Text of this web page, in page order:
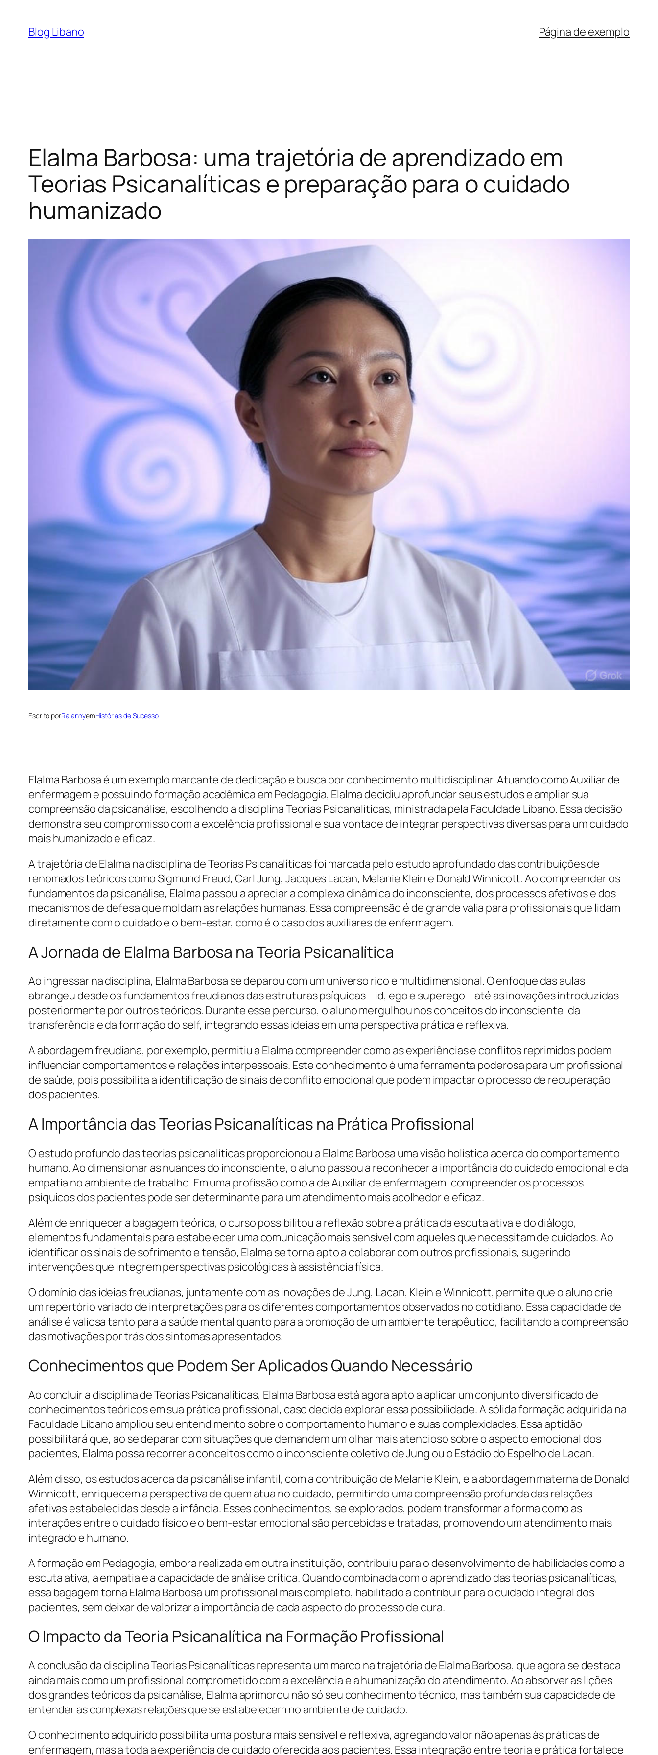
Blog Libano Página de exemplo
Elalma Barbosa: uma trajetória de aprendizado em
Teorias Psicanalíticas e preparação para o cuidado
humanizado
Escrito porRaiannyemHistórias de Sucesso
Elalma Barbosa é um exemplo marcante de dedicação e busca por conhecimento multidisciplinar. Atuando como Auxiliar de
enfermagem e possuindo formação acadêmica em Pedagogia, Elalma decidiu aprofundar seus estudos e ampliar sua
compreensão da psicanálise, escolhendo a disciplina Teorias Psicanalíticas, ministrada pela Faculdade Líbano. Essa decisão
demonstra seu compromisso com a excelência profissional e sua vontade de integrar perspectivas diversas para um cuidado
mais humanizado e eficaz.
A trajetória de Elalma na disciplina de Teorias Psicanalíticas foi marcada pelo estudo aprofundado das contribuições de
renomados teóricos como Sigmund Freud, Carl Jung, Jacques Lacan, Melanie Klein e Donald Winnicott. Ao compreender os
fundamentos da psicanálise, Elalma passou a apreciar a complexa dinâmica do inconsciente, dos processos afetivos e dos
mecanismos de defesa que moldam as relações humanas. Essa compreensão é de grande valia para profissionais que lidam
diretamente com o cuidado e o bem-estar, como é o caso dos auxiliares de enfermagem.
A Jornada de Elalma Barbosa na Teoria Psicanalítica
Ao ingressar na disciplina, Elalma Barbosa se deparou com um universo rico e multidimensional. O enfoque das aulas
abrangeu desde os fundamentos freudianos das estruturas psíquicas – id, ego e superego – até as inovações introduzidas
posteriormente por outros teóricos. Durante esse percurso, o aluno mergulhou nos conceitos do inconsciente, da
transferência e da formação do self, integrando essas ideias em uma perspectiva prática e reflexiva.
A abordagem freudiana, por exemplo, permitiu a Elalma compreender como as experiências e conflitos reprimidos podem
influenciar comportamentos e relações interpessoais. Este conhecimento é uma ferramenta poderosa para um profissional
de saúde, pois possibilita a identificação de sinais de conflito emocional que podem impactar o processo de recuperação
dos pacientes.
A Importância das Teorias Psicanalíticas na Prática Profissional
O estudo profundo das teorias psicanalíticas proporcionou a Elalma Barbosa uma visão holística acerca do comportamento
humano. Ao dimensionar as nuances do inconsciente, o aluno passou a reconhecer a importância do cuidado emocional e da
empatia no ambiente de trabalho. Em uma profissão como a de Auxiliar de enfermagem, compreender os processos
psíquicos dos pacientes pode ser determinante para um atendimento mais acolhedor e eficaz.
Além de enriquecer a bagagem teórica, o curso possibilitou a reflexão sobre a prática da escuta ativa e do diálogo,
elementos fundamentais para estabelecer uma comunicação mais sensível com aqueles que necessitam de cuidados. Ao
identificar os sinais de sofrimento e tensão, Elalma se torna apto a colaborar com outros profissionais, sugerindo
intervenções que integrem perspectivas psicológicas à assistência física.
O domínio das ideias freudianas, juntamente com as inovações de Jung, Lacan, Klein e Winnicott, permite que o aluno crie
um repertório variado de interpretações para os diferentes comportamentos observados no cotidiano. Essa capacidade de
análise é valiosa tanto para a saúde mental quanto para a promoção de um ambiente terapêutico, facilitando a compreensão
das motivações por trás dos sintomas apresentados.
Conhecimentos que Podem Ser Aplicados Quando Necessário
Ao concluir a disciplina de Teorias Psicanalíticas, Elalma Barbosa está agora apto a aplicar um conjunto diversificado de
conhecimentos teóricos em sua prática profissional, caso decida explorar essa possibilidade. A sólida formação adquirida na
Faculdade Líbano ampliou seu entendimento sobre o comportamento humano e suas complexidades. Essa aptidão
possibilitará que, ao se deparar com situações que demandem um olhar mais atencioso sobre o aspecto emocional dos
pacientes, Elalma possa recorrer a conceitos como o inconsciente coletivo de Jung ou o Estádio do Espelho de Lacan.
Além disso, os estudos acerca da psicanálise infantil, com a contribuição de Melanie Klein, e a abordagem materna de Donald
Winnicott, enriquecem a perspectiva de quem atua no cuidado, permitindo uma compreensão profunda das relações
afetivas estabelecidas desde a infância. Esses conhecimentos, se explorados, podem transformar a forma como as
interações entre o cuidado físico e o bem-estar emocional são percebidas e tratadas, promovendo um atendimento mais
integrado e humano.
A formação em Pedagogia, embora realizada em outra instituição, contribuiu para o desenvolvimento de habilidades como a
escuta ativa, a empatia e a capacidade de análise crítica. Quando combinada com o aprendizado das teorias psicanalíticas,
essa bagagem torna Elalma Barbosa um profissional mais completo, habilitado a contribuir para o cuidado integral dos
pacientes, sem deixar de valorizar a importância de cada aspecto do processo de cura.
O Impacto da Teoria Psicanalítica na Formação Profissional
A conclusão da disciplina Teorias Psicanalíticas representa um marco na trajetória de Elalma Barbosa, que agora se destaca
ainda mais como um profissional comprometido com a excelência e a humanização do atendimento. Ao absorver as lições
dos grandes teóricos da psicanálise, Elalma aprimorou não só seu conhecimento técnico, mas também sua capacidade de
entender as complexas relações que se estabelecem no ambiente de cuidado.
O conhecimento adquirido possibilita uma postura mais sensível e reflexiva, agregando valor não apenas às práticas de
enfermagem, mas a toda a experiência de cuidado oferecida aos pacientes. Essa integração entre teoria e prática fortalece